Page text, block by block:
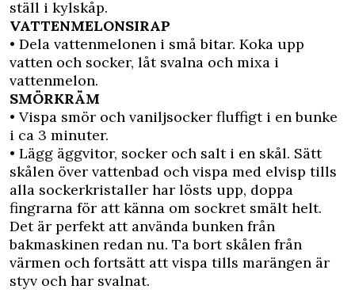
ställ i kylskåp.
VATTENMELONSIRAP
• Dela vattenmelonen i små bitar. Koka upp
vatten och socker, låt svalna och mixa i
vattenmelon.
SMÖRKRÄM
• Vispa smör och vaniljsocker fluffigt i en bunke
i ca 3 minuter.
• Lägg äggvitor, socker och salt i en skål. Sätt
skålen över vattenbad och vispa med elvisp tills
alla sockerkristaller har lösts upp, doppa
fingrarna för att känna om sockret smält helt.
Det är perfekt att använda bunken från
bakmaskinen redan nu. Ta bort skålen från
värmen och fortsätt att vispa tills marängen är
styv och har svalnat.